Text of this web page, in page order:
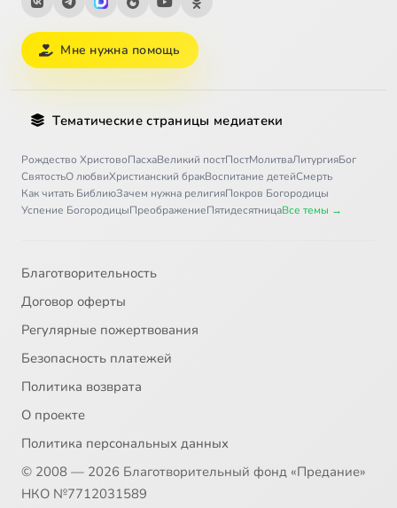
28 Виды прелести
29 Воплощение Божие
Мне нужна помощь
Тематические страницы медиатеки
Рождество ХристовоПасхаВеликий постПостМолитваЛитургияБог
СвятостьО любвиХристианский бракВоспитание детейСмерть
Как читать БиблиюЗачем нужна религияПокров Богородицы
Успение БогородицыПреображениеПятидесятницаВсе темы →
Благотворительность
Договор оферты
Регулярные пожертвования
Безопасность платежей
Политика возврата
О проекте
Политика персональных данных
© 2008 — 2026 Благотворительный фонд «Предание»
НКО №7712031589